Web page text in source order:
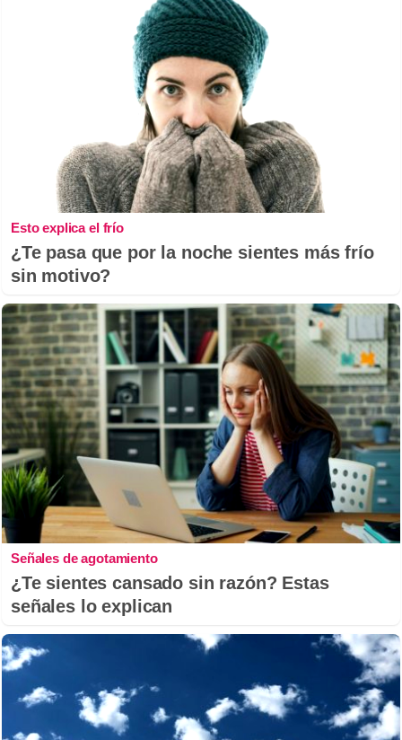
Esto explica el frío
¿Te pasa que por la noche sientes más frío
sin motivo?
Señales de agotamiento
¿Te sientes cansado sin razón? Estas
señales lo explican